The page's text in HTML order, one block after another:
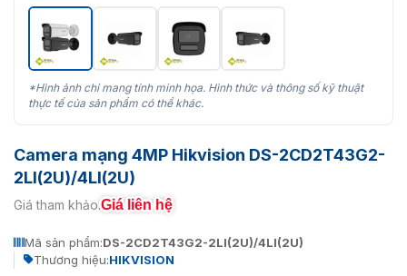
*Hình ảnh chỉ mang tính minh họa. Hình thức và thông số kỹ thuật
thực tế của sản phẩm có thể khác.
Camera mạng 4MP Hikvision DS-2CD2T43G2-
2LI(2U)/4LI(2U)
Giá tham khảo:Giá liên hệ
Mã sản phẩm:DS-2CD2T43G2-2LI(2U)/4LI(2U)
Thương hiệu:HIKVISION